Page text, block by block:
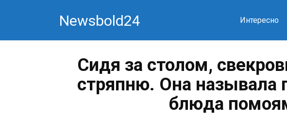
Newsbold24 Интересно
Сидя за столом,
стряпню. Она называла
блюда